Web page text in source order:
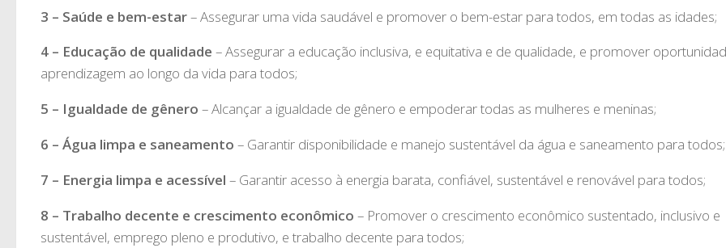
3 – Saúde e bem-estar– Assegurar uma vida saudável e promover o bem-estar para todos, em todas as idades;
4 – Educação de qualidade – Assegurar a educação inclusiva, e equitativa e de qualidade, e promover
aprendizagem ao longo da vida para todos;
5 – Igualdade de gênero – Alcançar a igualdade de gênero e empoderar todas as mulheres e meninas;
6 – Água limpa e saneamento – Garantir disponibilidade e manejo sustentável da água e saneamento para todos;
7 – Energia limpa e acessível – Garantir acesso à energia barata, confiável, sustentável e renovável para todos;
8 – Trabalho decente e crescimento econômico – Promover o crescimento econômico sustentado, inclusivo e
sustentável, emprego pleno e produtivo, e trabalho decente para todos;